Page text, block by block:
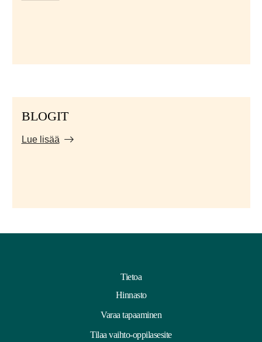
BLOGIT
Lue lisää
Tietoa
Hinnasto
Varaa tapaaminen
Tilaa vaihto-oppilasesite